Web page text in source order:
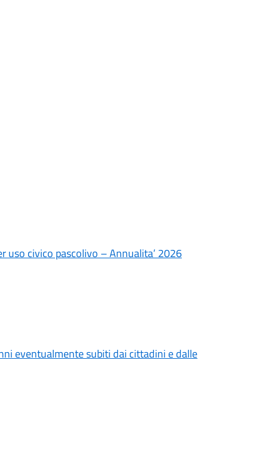
uso civico pascolivo – Annualita’ 2026
eventualmente subiti dai cittadini e dalle